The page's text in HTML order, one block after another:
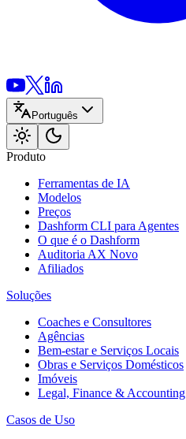
Português
Produto
Ferramentas de IA
Modelos
Preços
Dashform CLI para Agentes
O que é o Dashform
Auditoria AX Novo
Afiliados
Soluções
Coaches e Consultores
Agências
Bem-estar e Serviços Locais
Obras e Serviços Domésticos
Imóveis
Legal, Finance & Accounting
Casos de Uso